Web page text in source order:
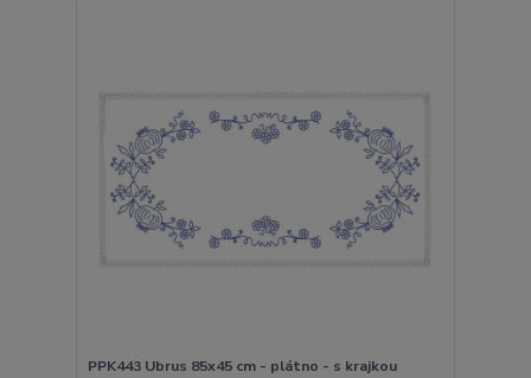
PPK443 Ubrus 85x45 cm - plátno - s krajkou